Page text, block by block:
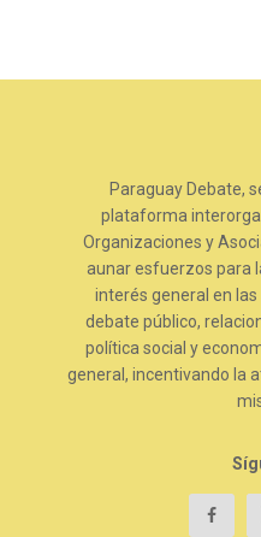
Paraguay Debate,
plataforma
Organizaciones y
aunar esfuerzos para
interés general en las
debate público,
política social y
general, incentivando la